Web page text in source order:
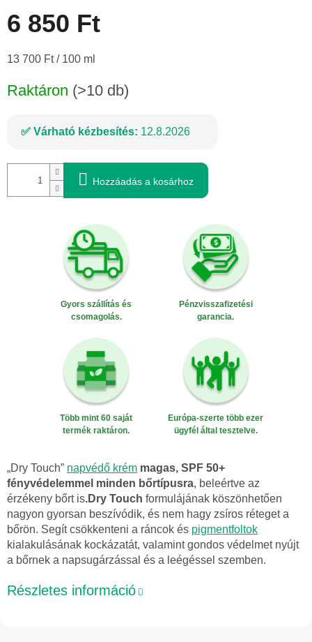
6 850 Ft
Egységár:
13 700 Ft / 100 ml
Raktáron (>10 db)
Várható kézbesítés: 12.8.2026
Hozzáadás a kosárhoz
Gyors szállítás és
csomagolás.
Pénzvisszafizetési
garancia.
Több mint 60 saját
termék raktáron.
Európa-szerte több ezer
ügyfél által tesztelve.
„Dry Touch” napvédő krém magas, SPF 50+
fényvédelemmel minden bőrtípusra, beleértve az
érzékeny bőrt is.Dry Touch formulájának köszönhetően
nagyon gyorsan beszívódik, és nem hagy zsíros réteget a
bőrön. Segít csökkenteni a ráncok és pigmentfoltok
kialakulásának kockázatát, valamint gondos védelmet nyújt
a bőrnek a napsugárzással és a leégéssel szemben.
Részletes információ